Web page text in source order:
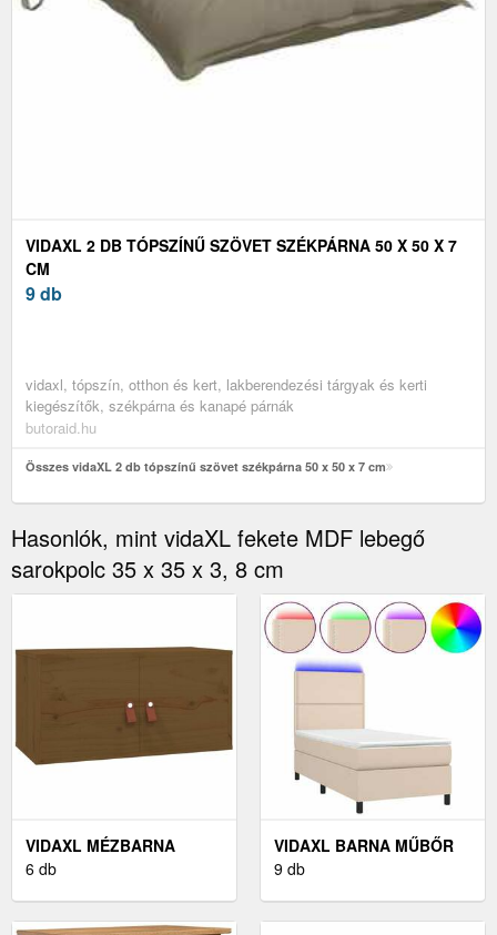
VIDAXL 2 DB TÓPSZÍNŰ SZÖVET SZÉKPÁRNA 50 X 50 X 7
CM
9 db
vidaxl, tópszín, otthon és kert, lakberendezési tárgyak és kerti
kiegészítők, székpárna és kanapé párnák
butoraid.hu
Összes vidaXL 2 db tópszínű szövet székpárna 50 x 50 x 7 cm
Hasonlók, mint vidaXL fekete MDF lebegő
sarokpolc 35 x 35 x 3, 8 cm
VIDAXL MÉZBARNA
TÖMÖR FENYŐFA
6 db
VIDAXL BARNA MŰBŐR
RUGÓS ÁGY MATRACCAL
9 db